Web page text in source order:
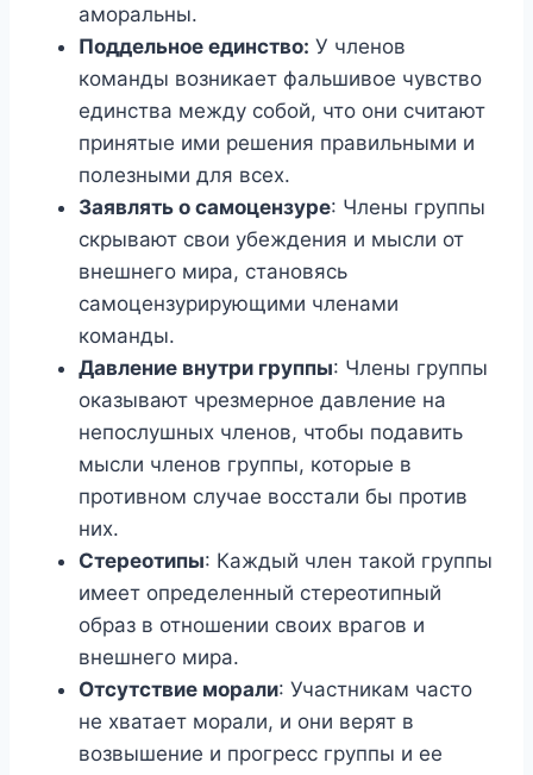
аморальны.
Поддельное единство: У членов
команды возникает фальшивое чувство
единства между собой, что они считают
принятые ими решения правильными и
полезными для всех.
Заявлять о самоцензуре: Члены группы
скрывают свои убеждения и мысли от
внешнего мира, становясь
самоцензурирующими членами
команды.
Давление внутри группы: Члены группы
оказывают чрезмерное давление на
непослушных членов, чтобы подавить
мысли членов группы, которые в
противном случае восстали бы против
них.
Стереотипы: Каждый член такой группы
имеет определенный стереотипный
образ в отношении своих врагов и
внешнего мира.
Отсутствие морали: Участникам часто
не хватает морали, и они верят в
возвышение и прогресс группы и ее